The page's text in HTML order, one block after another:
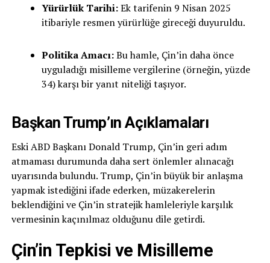
Yürürlük Tarihi:Ek tarifenin 9 Nisan 2025
itibariyle resmen yürürlüğe gireceği duyuruldu.
Politika Amacı:Bu hamle, Çin’in daha önce
uyguladığı misilleme vergilerine (örneğin, yüzde
34) karşı bir yanıt niteliği taşıyor.
Başkan Trump’ın Açıklamaları
Eski ABD Başkanı Donald Trump, Çin’in geri adım
atmaması durumunda daha sert önlemler alınacağı
uyarısında bulundu. Trump, Çin’in büyük bir anlaşma
yapmak istediğini ifade ederken, müzakerelerin
beklendiğini ve Çin’in stratejik hamleleriyle karşılık
vermesinin kaçınılmaz olduğunu dile getirdi.
Çin’in Tepkisi ve Misilleme